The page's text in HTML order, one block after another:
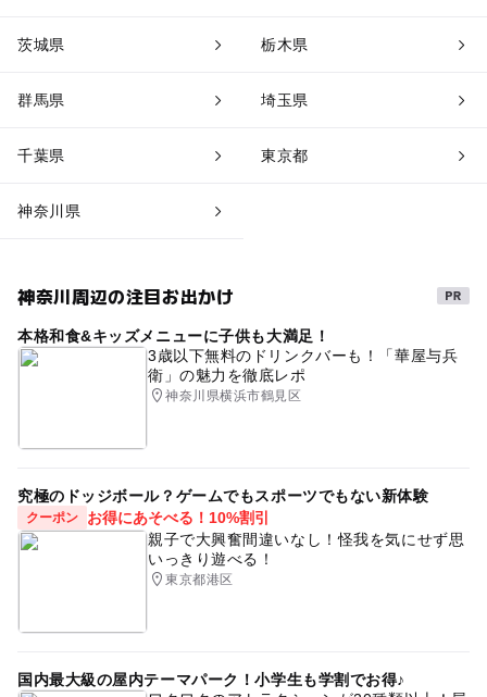
茨城県 栃木県
群馬県 埼玉県
千葉県 東京都
神奈川県
神奈川周辺の注目お出かけ
本格和食&キッズメニューに子供も大満足！
3歳以下無料のドリンクバーも！「華屋与兵
衛」の魅力を徹底レポ
神奈川県横浜市鶴見区
究極のドッジボール？ゲームでもスポーツでもない新体験
クーポン
お得にあそべる！10%割引
親子で大興奮間違いなし！怪我を気にせず思
いっきり遊べる！
東京都港区
国内最大級の屋内テーマパーク！小学生も学割でお得♪